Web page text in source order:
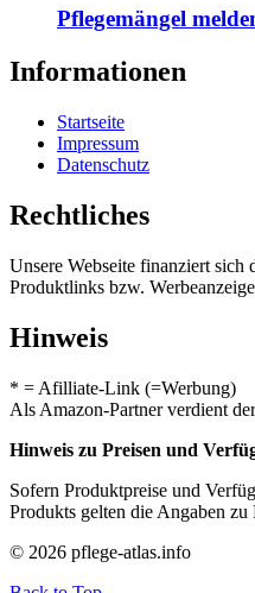
Pflegemängel
Informationen
Startseite
Impressum
Datenschutz
Rechtliches
Unsere Webseite finanziert
Produktlinks bzw.
Hinweis
* = Afilliate-Link (=Werbung)
Als Amazon-Partner verdient
Hinweis zu Preisen und
Sofern Produktpreise und
Produkts gelten die Angaben
© 2026 pflege-atlas.info